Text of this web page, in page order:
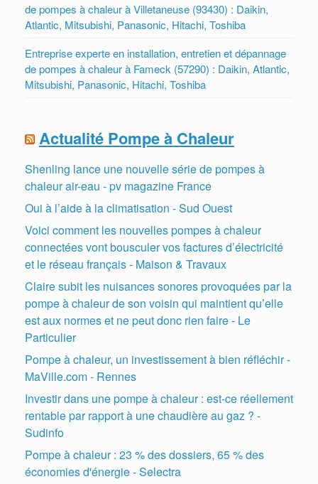
de pompes à chaleur à Villetaneuse (93430) : Daikin,
Atlantic, Mitsubishi, Panasonic, Hitachi, Toshiba
Entreprise experte en installation, entretien et dépannage
de pompes à chaleur à Fameck (57290) : Daikin, Atlantic,
Mitsubishi, Panasonic, Hitachi, Toshiba
Actualité Pompe à Chaleur
Shenling lance une nouvelle série de pompes à
chaleur air-eau - pv magazine France
Oui à l’aide à la climatisation - Sud Ouest
Voici comment les nouvelles pompes à chaleur
connectées vont bousculer vos factures d’électricité
et le réseau français - Maison & Travaux
Claire subit les nuisances sonores provoquées par la
pompe à chaleur de son voisin qui maintient qu’elle
est aux normes et ne peut donc rien faire - Le
Particulier
Pompe à chaleur, un investissement à bien réfléchir -
MaVille.com - Rennes
Investir dans une pompe à chaleur : est-ce réellement
rentable par rapport à une chaudière au gaz ? -
Sudinfo
Pompe à chaleur : 23 % des dossiers, 65 % des
économies d'énergie - Selectra